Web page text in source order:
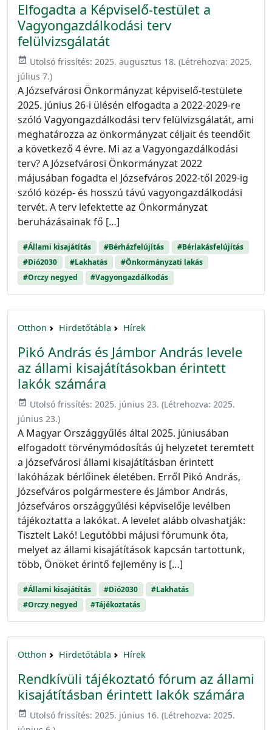
Elfogadta a Képviselő-testület a
Vagyongazdálkodási terv
felülvizsgálatát
event_available Utolsó frissítés: 2025. augusztus 18. (Létrehozva: 2025.
július 7.)
A Józsefvárosi Önkormányzat képviselő-testülete
2025. június 26-i ülésén elfogadta a 2022-2029-re
szóló Vagyongazdálkodási terv felülvizsgálatát, ami
meghatározza az önkormányzat céljait és teendőit
a következő 4 évre. Mi az a Vagyongazdálkodási
terv? A Józsefvárosi Önkormányzat 2022
májusában fogadta el Józsefváros 2022-től 2029-ig
szóló közép- és hosszú távú vagyongazdálkodási
tervét. A terv lefektette az Önkormányzat
beruházásainak fő […]
#Állami kisajátítás #Bérházfelújítás
#Bérlakásfelújítás
#Dió2030
#Lakhatás
#Önkormányzati lakás
#Orczy negyed
#Vagyongazdálkodás
Otthon Hirdetőtábla Hírek
Pikó András és Jámbor András levele
az állami kisajátításokban érintett
lakók számára
event_available Utolsó frissítés: 2025. június 23. (Létrehozva: 2025.
június 23.)
A Magyar Országgyűlés által 2025. júniusában
elfogadott törvénymódosítás új helyzetet teremtett
a józsefvárosi állami kisajátításban érintett
lakóházak bérlőinek életében. Erről Pikó András,
Józsefváros polgármestere és Jámbor András,
Józsefváros országgyűlési képviselője levélben
tájékoztatta a lakókat. A levelet alább olvashatják:
Tisztelt Lakó! Legutóbbi májusi fórumunk óta,
melyet az állami kisajátítások kapcsán tartottunk,
több, Önöket érintő fejlemény is […]
#Állami kisajátítás #Dió2030
#Lakhatás
#Orczy negyed
#Tájékoztatás
Otthon Hirdetőtábla Hírek
Rendkívüli tájékoztató fórum az állami
kisajátításban érintett lakók számára
event_available Utolsó frissítés: 2025. június 16. (Létrehozva: 2025.